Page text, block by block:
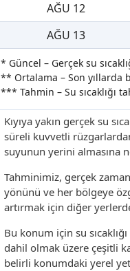
AĞU 12
AĞU 13
* Güncel – Gerçek su
** Ortalama – Son yıllarda
*** Tahmin – Su sıcaklığı
Kıyıya yakın gerçek su
süreli kuvvetli
suyunun yerini almasına
Tahminimiz, gerçek
yönünü ve her bölgeye
artırmak için diğer
Bu konum için su
dahil olmak üzere çeşitli
belirli konumdaki yerel